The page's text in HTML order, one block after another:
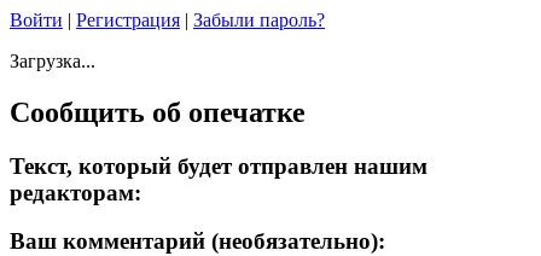
Войти | Регистрация | Забыли пароль?
Загрузка...
Сообщить об опечатке
Текст, который будет отправлен нашим
редакторам:
Ваш комментарий (необязательно):